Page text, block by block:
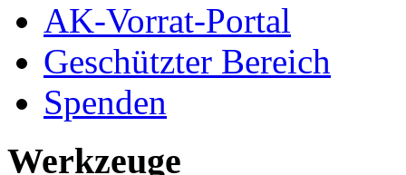
AK-Vorrat-Portal
Geschützter Bereich
Spenden
Werkzeuge